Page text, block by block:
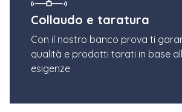
Collaudo e taratura
Con il nostro banco prova ti
qualità e prodotti tarati in base
esigenze